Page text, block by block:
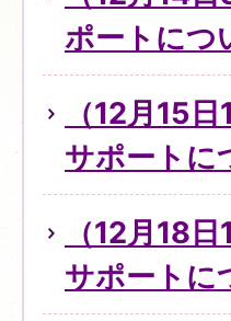
ポートにつ
（12月15
サポートに
（12月18
サポートに